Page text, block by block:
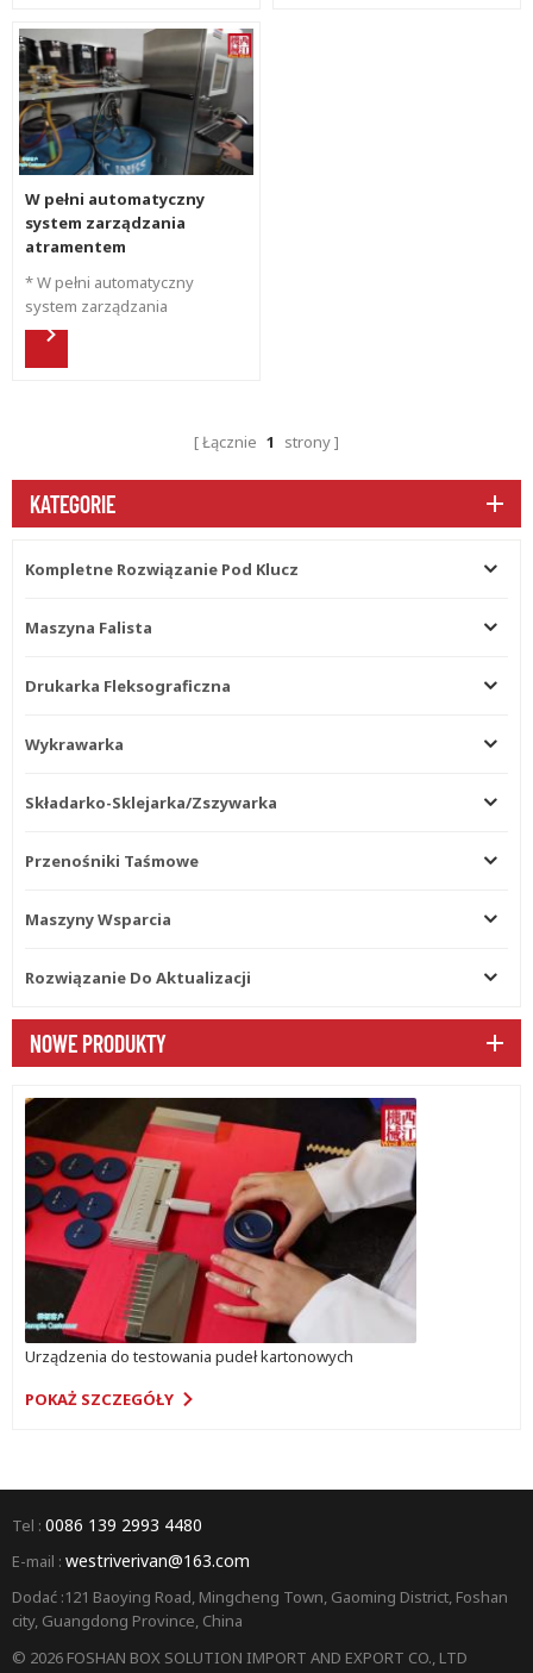
drukowania na pudełkach
kartonowych wewnątrz i na
zewnątrz .
W pełni automatyczny
system zarządzania
atramentem
* W pełni automatyczny
system zarządzania
atramentem * W pełni
zamówieniu *Zarządzanie
przechowywania, użytkowania,
zużycia, klienta, ceny...
Łącznie 1 strony
KATEGORIE
Kompletne Rozwiązanie Pod Klucz
Maszyna Falista
Drukarka Fleksograficzna
Wykrawarka
Składarko-Sklejarka/zszywarka
Przenośniki Taśmowe
Maszyny Wsparcia
Rozwiązanie Do Aktualizacji
NOWE PRODUKTY
Urządzenia do testowania pudeł kartonowych
POKAŻ SZCZEGÓŁY
Tel : 0086 139 2993 4480
E-mail : westriverivan@163.com
Dodać :121 Baoying Road, Mingcheng Town, Gaoming District, Foshan
city, Guangdong Province, China
© 2026 FOSHAN BOX SOLUTION IMPORT AND EXPORT CO., LTD